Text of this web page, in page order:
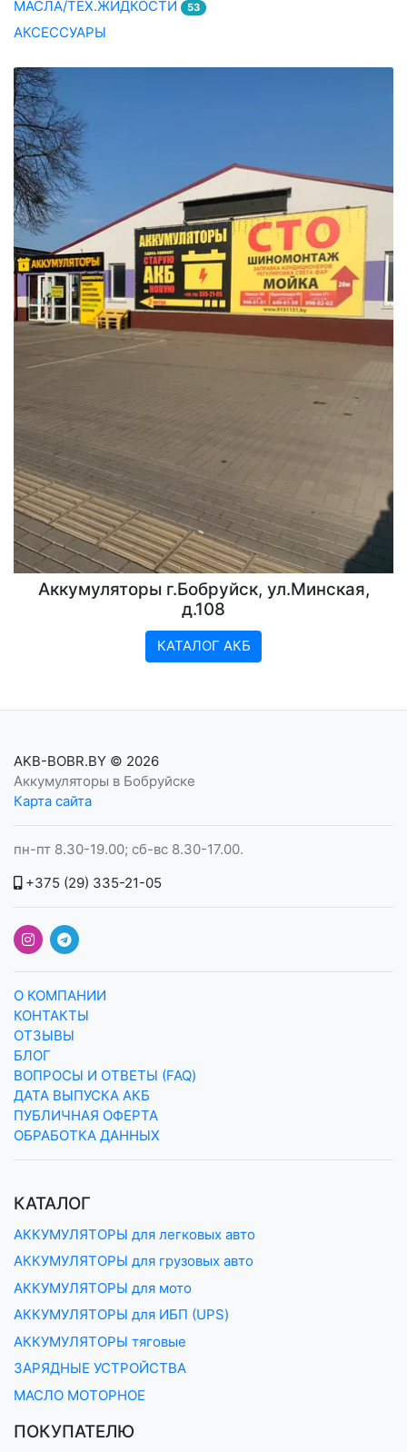
МАСЛА/ТЕХ.ЖИДКОСТИ 53
АКСЕССУАРЫ
Аккумуляторы г.Бобруйск, ул.Минская,
д.108
КАТАЛОГ АКБ
AKB-BOBR.BY © 2026
Аккумуляторы в Бобруйске
Карта сайта
пн-пт 8.30-19.00; сб-вс 8.30-17.00.
+375 (29) 335-21-05
О КОМПАНИИ
КОНТАКТЫ
ОТЗЫВЫ
БЛОГ
ВОПРОСЫ И ОТВЕТЫ (FAQ)
ДАТА ВЫПУСКА АКБ
ПУБЛИЧНАЯ ОФЕРТА
ОБРАБОТКА ДАННЫХ
КАТАЛОГ
АККУМУЛЯТОРЫ для легковых авто
АККУМУЛЯТОРЫ для грузовых авто
АККУМУЛЯТОРЫ для мото
АККУМУЛЯТОРЫ для ИБП (UPS)
АККУМУЛЯТОРЫ тяговые
ЗАРЯДНЫЕ УСТРОЙСТВА
МАСЛО МОТОРНОЕ
ПОКУПАТЕЛЮ